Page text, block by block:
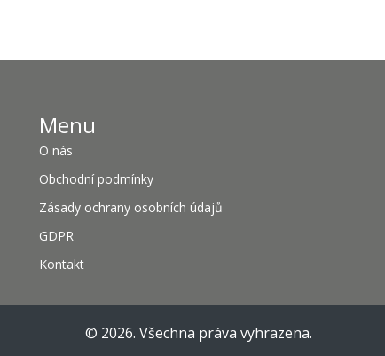
Menu
O nás
Obchodní podmínky
Zásady ochrany osobních údajů
GDPR
Kontakt
© 2026. Všechna práva vyhrazena.